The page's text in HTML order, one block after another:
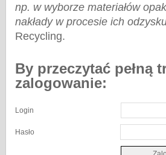
np. w wyborze materiałów
nakłady w procesie ich
Recycling.
By przeczytać pełną
zalogowanie:
Login
Hasło